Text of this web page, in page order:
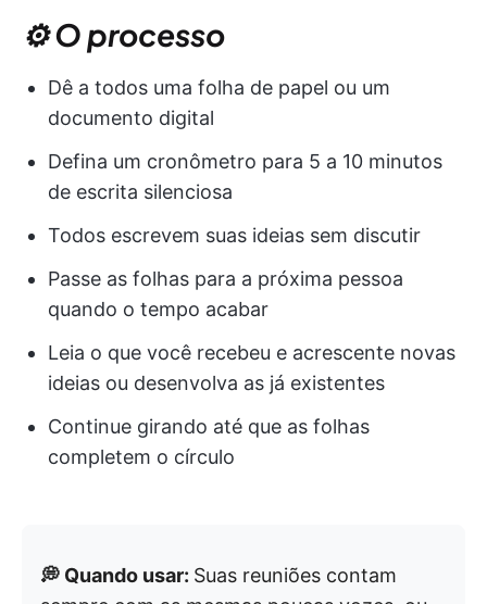
⚙️ O processo
Dê a todos uma folha de papel ou um
documento digital
Defina um cronômetro para 5 a 10 minutos
de escrita silenciosa
Todos escrevem suas ideias sem discutir
Passe as folhas para a próxima pessoa
quando o tempo acabar
Leia o que você recebeu e acrescente novas
ideias ou desenvolva as já existentes
Continue girando até que as folhas
completem o círculo
💭 Quando usar: Suas reuniões contam